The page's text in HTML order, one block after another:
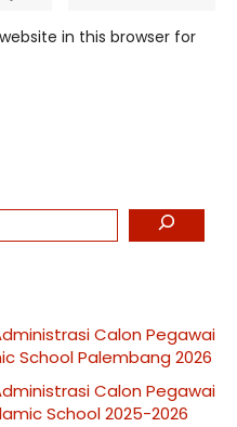
in this browser for
Calon Pegawai
School Palembang 2026
Calon Pegawai
School 2025-2026